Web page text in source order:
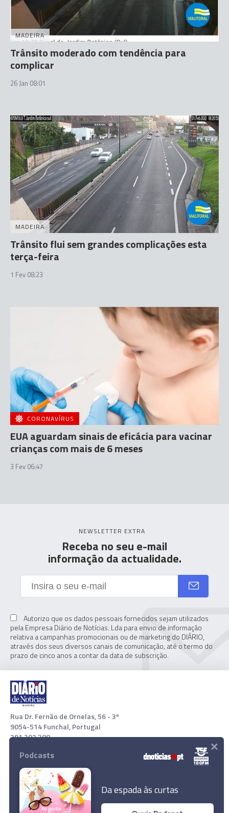
MADEIRA
Trânsito moderado com tendência para
complicar
26 Jan 08:01
MADEIRA
Trânsito flui sem grandes complicações esta
terça-feira
1 Fev 08:23
CORONAVÍRUS
EUA aguardam sinais de eficácia para vacinar
crianças com mais de 6 meses
3 Fev 06:47
NEWSLETTER EXTRA
Receba no seu e-mail
informação da actualidade.
Autorizo que os dados pessoais fornecidos sejam utilizados
pela Empresa Diário de Notícias. Lda para envio de informação
relativa a campanhas promocionais ou de marketing do DIÁRIO,
através dos seus diversos canais de comunicação, até o termo do
prazo de cinco anos a contar da data de subscrição.
Rua Dr. Fernão de Ornelas, 56 - 3º
9054-514 Funchal, Portugal
291 202 300
Download App
Podcasts
Da espada às curtas
×